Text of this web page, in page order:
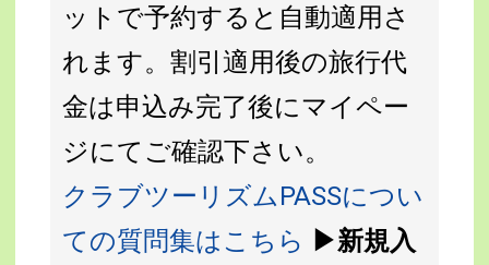
ットで予約すると自動適用さ
れます。割引適用後の旅行代
金は申込み完了後にマイペー
ジにてご確認下さい。
クラブツーリズムPASSについ
ての質問集はこちら ▶新規入